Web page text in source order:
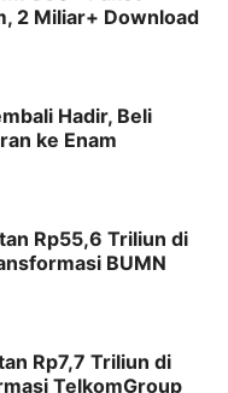
2 Miliar+ Download
Hadir, Beli
ke Enam
Rp55,6 Triliun di
BUMN
Rp7,7 Triliun di
TelkomGroup